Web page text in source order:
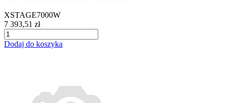
XSTAGE7000W
7 393,51 zł
Dodaj do koszyka